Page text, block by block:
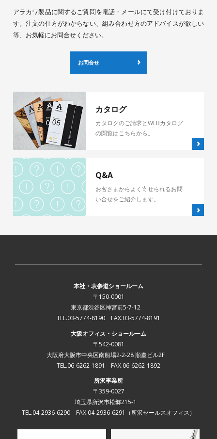
アラカワ製品に関するご質問を電話・メールにて受け付けておりま
す。注文の仕方がわからない、組み合わせ方のアドバイスが欲しい
等、お気軽にお問合せください。
お問合せ
カタログ
カタログのご請求とWEBカタログ
の閲覧はこちらから。
Q&A
お客さまからよく寄せられるお問
い合せをご紹介します。
本社・表参道ショールーム
〒150-0001
東京都渋谷区神宮前5-7-12
TEL.03-5774-8190 FAX.03-5774-8191
大阪オフィス・ショールーム
〒542-0081
大阪府大阪市中央区南船場2-2-28 順慶ビル2F
TEL.06-6262-1891 FAX.06-6262-1892
所沢事業所
〒359-0027
埼玉県所沢市松郷215-1
TEL.04-2936-6290 FAX.04-2936-6291 （所沢セールスオフィス）